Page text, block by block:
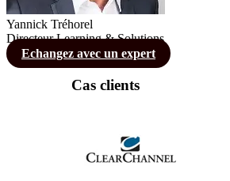
Yannick Tréhorel
Directeur Learning & Solutions
Echangez avec un expert
Cas clients